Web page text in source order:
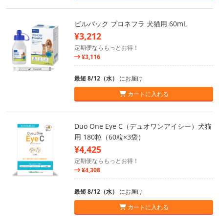
ビルバック プロネフラ 犬猫用 60mL
¥3,212
定期便ならもっとお得！
¥3,116
最短 8/12（水） にお届け
カートに入れる
Duo One Eye C（デュオワンアイシー）犬猫
用 180粒（60粒×3袋）
¥4,425
定期便ならもっとお得！
¥4,308
最短 8/12（水） にお届け
カートに入れる